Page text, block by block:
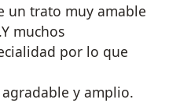
un trato muy amable
muchos
por lo que
y amplio.